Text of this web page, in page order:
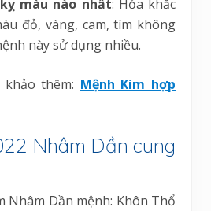
màu nào nhất: Hỏa khắc
đỏ, vàng, cam, tím không
này sử dụng nhiều.
thêm: Mệnh Kim hợp
Nhâm Dần cung
Nhâm Dần mệnh: Khôn Thổ